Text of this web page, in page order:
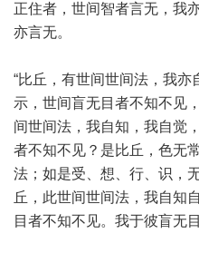
正住者，世间智者言无，我
亦言无。
“比丘，有世间世间法，我
示，世间盲无目者不知不见
间世间法，我自知，我自觉
者不知不见？是比丘，色无
法；如是受、想、行、识，
丘，此世间世间法，我自知
目者不知不见。我于彼盲无